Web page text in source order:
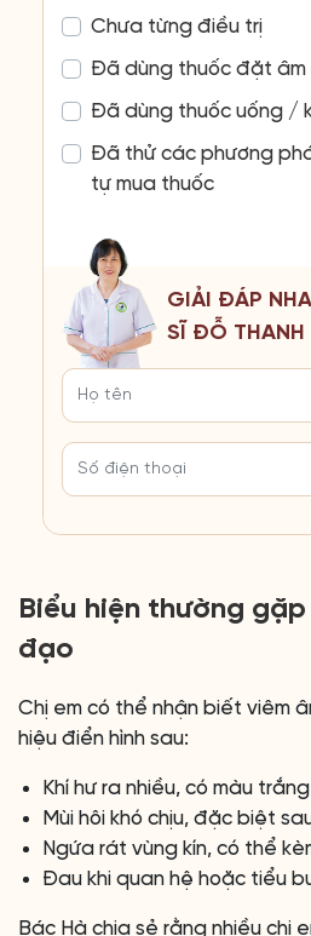
Chưa từng điều trị
Đã dùng thuốc đặt
Đã dùng thuốc uống /
Đã thử các phương
tự mua thuốc
GIẢI ĐÁP
SĨ ĐỖ THANH
Biểu hiện thường
đạo
Chị em có thể nhận biết viêm
hiệu điển hình sau:
Khí hư ra nhiều, có màu
Mùi hôi khó chịu, đặc biệt
Ngứa rát vùng kín, có thể
Đau khi quan hệ hoặc tiểu
Bác Hà chia sẻ rằng nhiều chị